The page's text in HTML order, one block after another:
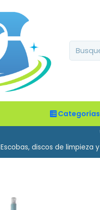
Categorías
Escobas, discos de limpieza